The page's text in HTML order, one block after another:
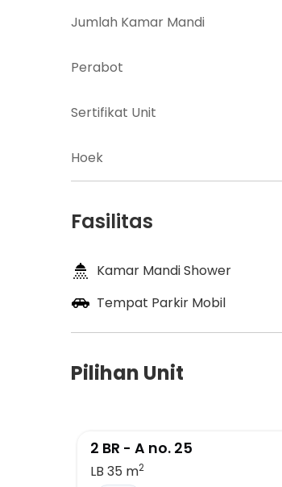
Jumlah Kamar Mandi
Perabot
Sertifikat Unit
Hoek
Fasilitas
Kamar Mandi Shower
Tempat Parkir Mobil
Pilihan Unit
2 BR - A no. 25
LB 35 m2